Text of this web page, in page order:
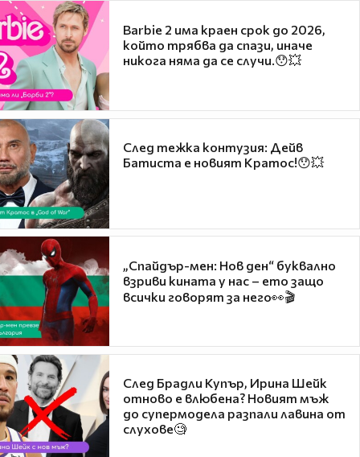
Barbie 2 има краен срок до 2026,
който трябва да спази, иначе
никога няма да се случи.😯💥
След тежка контузия: Дейв
Батиста е новият Кратос!😯💥
„Спайдър-мен: Нов ден“ буквално
взриви кината у нас – ето защо
всички говорят за него👀🎬
След Брадли Купър, Ирина Шейк
отново е влюбена? Новият мъж
до супермодела разпали лавина от
слухове🧐